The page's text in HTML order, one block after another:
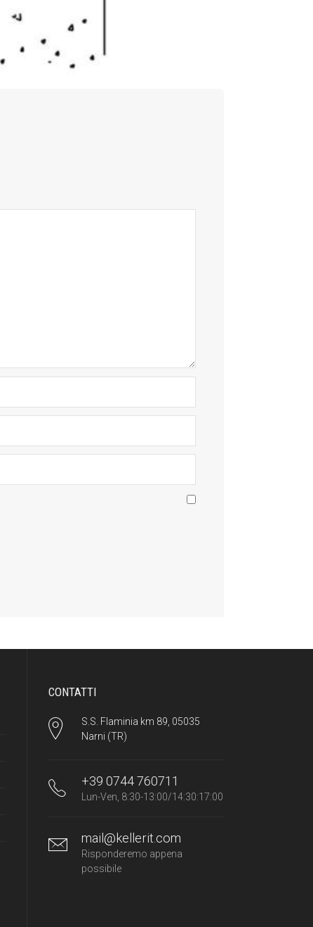
CONTATTI
S.S. Flaminia km 89, 05035
Narni (TR)
+39 0744 760711
Lun-Ven, 8:30-13:00/14:30:17:00
mail@kellerit.com
Risponderemo appena
possibile